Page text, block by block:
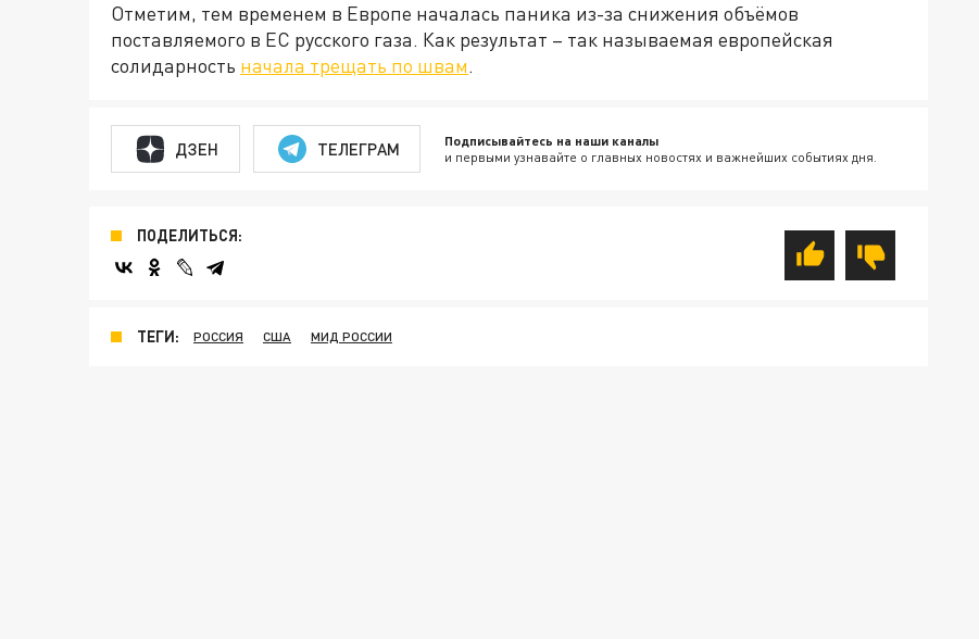
Отметим, тем временем в Европе началась паника из-за снижения объёмов
поставляемого в ЕС русского газа. Как результат – так называемая европейская
солидарность начала трещать по швам.
ДЗЕН ТЕЛЕГРАМ Подписывайтесь на наши каналы
и первыми узнавайте о главных новостях и важнейших событиях дня.
ПОДЕЛИТЬСЯ:
ТЕГИ: РОССИЯ США МИД РОССИИ